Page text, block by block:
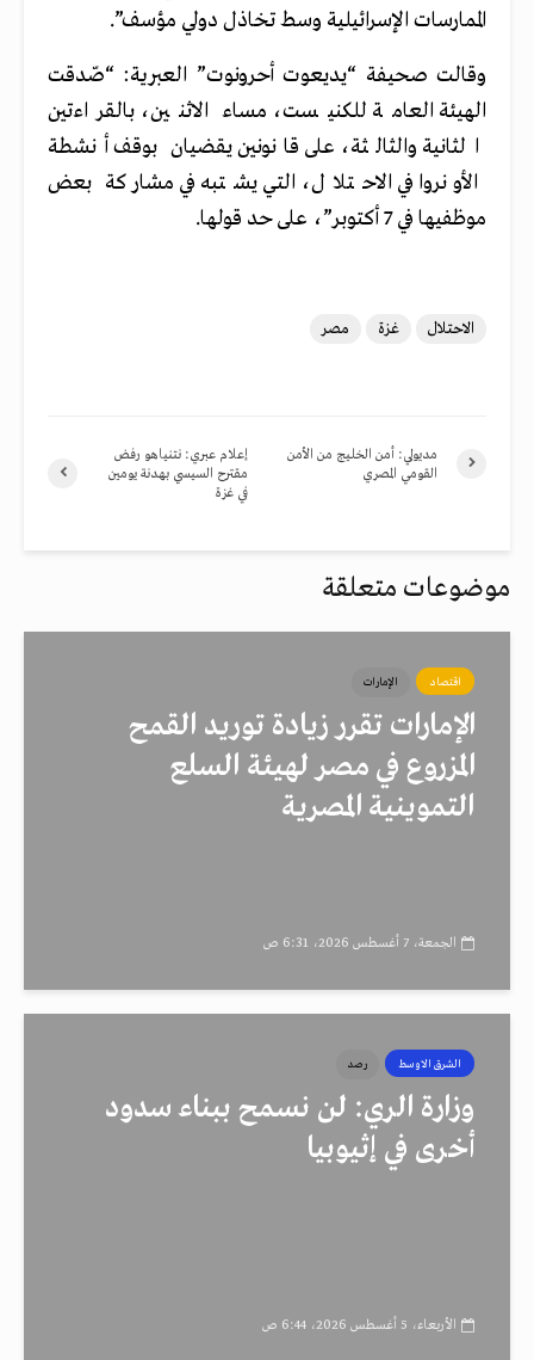
الممارسات الإسرائيلية وسط تخاذل دولي مؤسف”.
وقالت صحيفة “يديعوت أحرونوت” العبرية: “صّدقت
الهيئة العامة للكنيست، مساء الاثنين، بالقراءتين
الثانية والثالثة، على قانونين يقضيان بوقف أنشطة
الأونروا في الاحتلال، التي يشتبه في مشاركة بعض
موظفيها في 7 أكتوبر”، على حد قولها.
الاحتلال غزة مصر
إعلام عبري: نتنياهو رفض
مقترح السيسي بهدنة يومين
في غزة
مديولي: أمن الخليج من الأمن
القومي المصري
موضوعات متعلقة
اقتصاد الإمارات
الإمارات تقرر زيادة توريد القمح
المزروع في مصر لهيئة السلع
التموينية المصرية
الجمعة، 7 أغسطس 2026، 6:31 ص
الشرق الاوسط رصد
وزارة الري: لن نسمح ببناء سدود
أخرى في إثيوبيا
الأربعاء، 5 أغسطس 2026، 6:44 ص